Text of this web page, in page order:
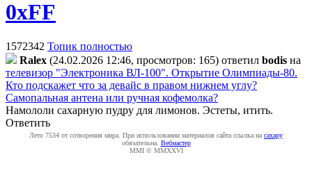
0xFF
1572342 Топик полностью
Ralex (24.02.2026 12:46, просмотров: 165) ответил bodis на
телевизор "Электроника ВЛ-100". Открытие Олимпиады-80.
Кто подскажет что за девайс в правом нижнем углу?
Самопальная антена или ручная кофемолка?
Намололи сахарную пудру для лимонов. Эстеты, итить.
Ответить
Лето 7534 от сотворения мира. При использовании материалов сайта ссылка на caxapу
обязательна. Вебмастер
MMI © MMXXVI